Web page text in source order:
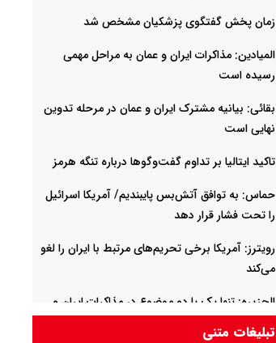
زمان پخش گفتگوی پزشکیان مشخص شد
المیادین: مذاکرات ایران و عمان به مراحل مهمی
رسیده است
بقائی: بیانیه مشترک ایران و عمان در مرحله تدوین
نهایی است
تاکید ایتالیا بر تداوم گفت‌وگوها درباره تنگه هرمز
حماس: به توافق آتش‌بس پایبندیم/ آمریکا اسرائیل
را تحت فشار قرار دهد
رویترز: آمریکا برخی تحریم‌های مرتبط با ایران را لغو
می‌کند
الجزیره: تنها یک یا دو موضوع در مذاکرات ایران و
عمان باقی مانده است
تبلیغات متنی